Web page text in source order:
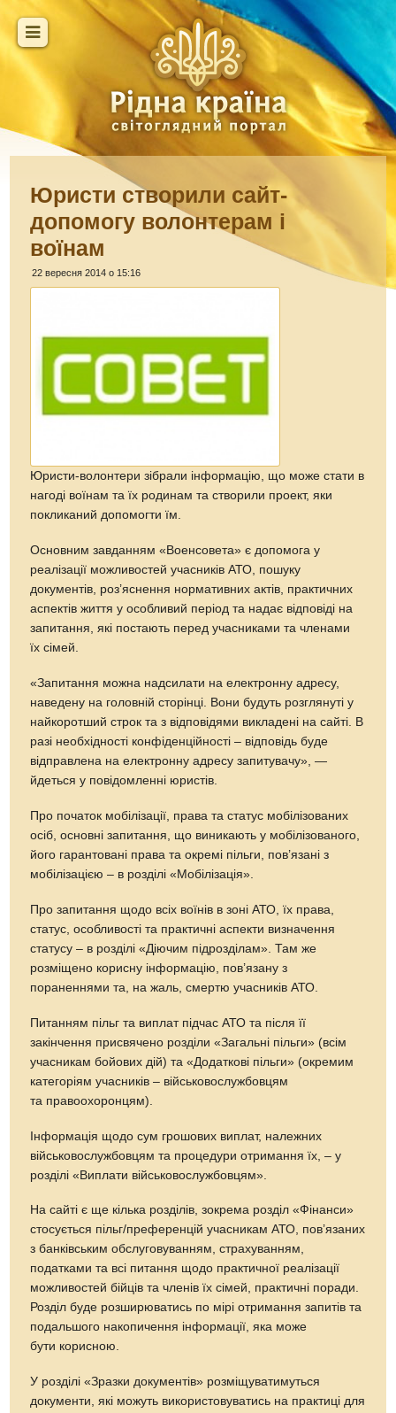
Юристи створили сайт-
допомогу волонтерам і
воїнам
22 вересня 2014 о 15:16
Юристи-волонтери зібрали інформацію, що може стати в
нагоді воїнам та їх родинам та створили проект, яки
покликаний допомогти їм.
Основним завданням «Военсовета» є допомога у
реалізації можливостей учасників АТО, пошуку
документів, роз’яснення нормативних актів, практичних
аспектів життя у особливий період та надає відповіді на
запитання, які постають перед учасниками та членами
їх сімей.
«Запитання можна надсилати на електронну адресу,
наведену на головній сторінці. Вони будуть розглянуті у
найкоротший строк та з відповідями викладені на сайті. В
разі необхідності конфіденційності – відповідь буде
відправлена на електронну адресу запитувачу», —
йдеться у повідомленні юристів.
Про початок мобілізації, права та статус мобілізованих
осіб, основні запитання, що виникають у мобілізованого,
його гарантовані права та окремі пільги, пов’язані з
мобілізацією – в розділі «Мобілізація».
Про запитання щодо всіх воїнів в зоні АТО, їх права,
статус, особливості та практичні аспекти визначення
статусу – в розділі «Діючим підрозділам». Там же
розміщено корисну інформацію, пов’язану з
пораненнями та, на жаль, смертю учасників АТО.
Питанням пільг та виплат підчас АТО та після її
закінчення присвячено розділи «Загальні пільги» (всім
учасникам бойових дій) та «Додаткові пільги» (окремим
категоріям учасників – військовослужбовцям
та правоохоронцям).
Інформація щодо сум грошових виплат, належних
військовослужбовцям та процедури отримання їх, – у
розділі «Виплати військовослужбовцям».
На сайті є ще кілька розділів, зокрема розділ «Фінанси»
стосується пільг/преференцій учасникам АТО, пов’язаних
з банківським обслуговуванням, страхуванням,
податками та всі питання щодо практичної реалізації
можливостей бійців та членів їх сімей, практичні поради.
Розділ буде розширюватись по мірі отримання запитів та
подальшого накопичення інформації, яка може
бути корисною.
У розділі «Зразки документів» розміщуватимуться
документи, які можуть використовуватись на практиці для